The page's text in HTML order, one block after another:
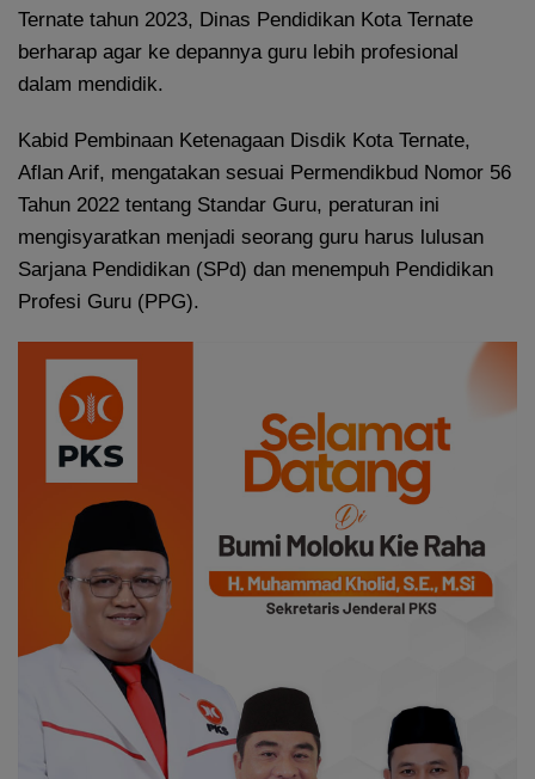
Ternate tahun 2023, Dinas Pendidikan Kota Ternate
berharap agar ke depannya guru lebih profesional
dalam mendidik.
Kabid Pembinaan Ketenagaan Disdik Kota Ternate,
Aflan Arif, mengatakan sesuai Permendikbud Nomor 56
Tahun 2022 tentang Standar Guru, peraturan ini
mengisyaratkan menjadi seorang guru harus lulusan
Sarjana Pendidikan (SPd) dan menempuh Pendidikan
Profesi Guru (PPG).